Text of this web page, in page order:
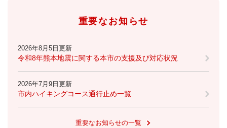
重要なお知らせ
2026年8月5日更新
令和8年熊本地震に関する本市の支援及び対応状況
2026年7月9日更新
市内ハイキングコース通行止め一覧
重要なお知らせの一覧